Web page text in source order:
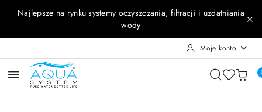
Przejdź do treści głównej
Przejdź do wyszukiwarki
Przejdź do moje konto
Przejdź do menu głównego
Przejdź do opisu produktu
Przejdź do stopki
Najlepsze na rynku systemy oczyszczania, filtracji i uzdatniania
wody
Moje konto